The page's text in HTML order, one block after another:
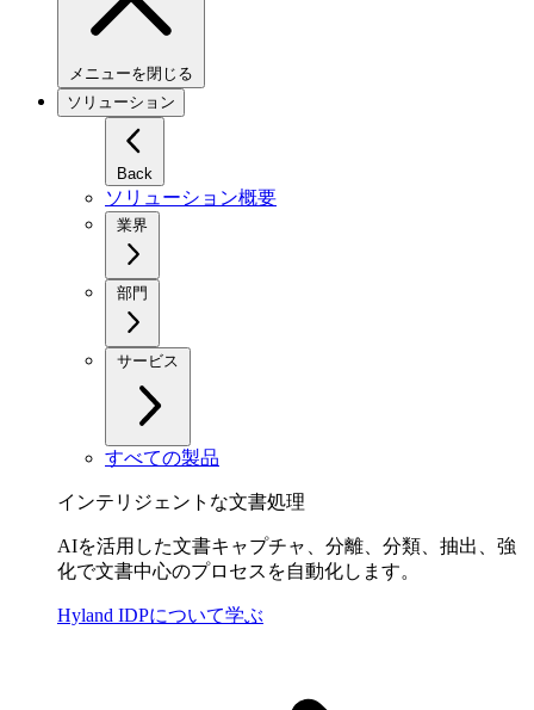
メニューを閉じる
ソリューション
Back
ソリューション概要
業界
部門
サービス
すべての製品
インテリジェントな文書処理
AIを活用した文書キャプチャ、分離、分類、抽出、強
化で文書中心のプロセスを自動化します。
Hyland IDPについて学ぶ